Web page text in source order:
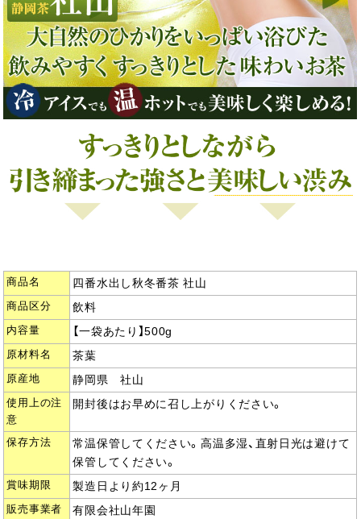
商品名 四番水出し秋冬番茶 社山
商品区分 飲料
内容量 【一袋あたり】500g
原材料名 茶葉
原産地 静岡県 社山
使用上の注
意
開封後はお早めに召し上がりください。
保存方法
常温保管してください。高温多湿、直射日光は避けて
保管してください。
賞味期限 製造日より約12ヶ月
販売事業者
有限会社山年園